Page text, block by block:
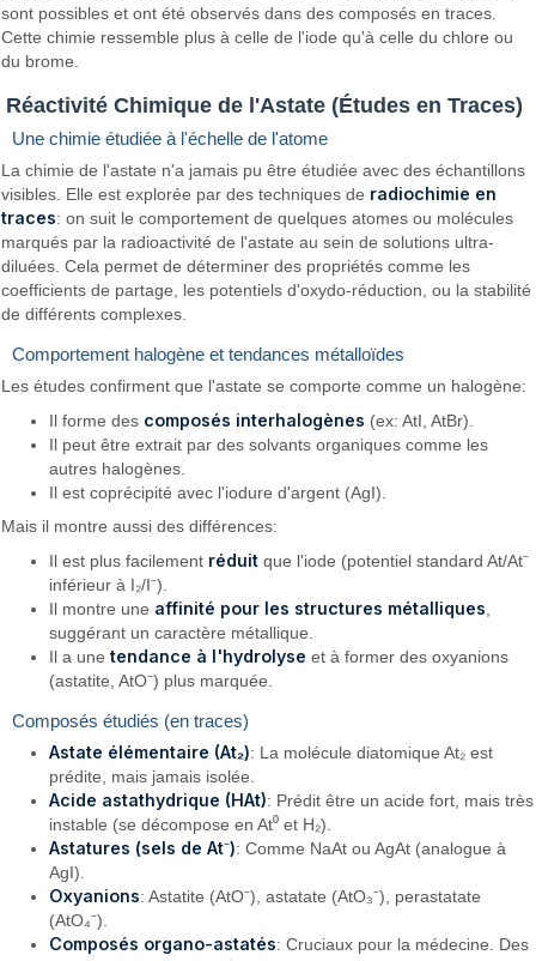
sont possibles et ont été observés dans des composés en traces.
Cette chimie ressemble plus à celle de l'iode qu'à celle du chlore ou
du brome.
Réactivité Chimique de l'Astate (Études en Traces)
Une chimie étudiée à l'échelle de l'atome
La chimie de l'astate n'a jamais pu être étudiée avec des échantillons
visibles. Elle est explorée par des techniques de radiochimie en
traces: on suit le comportement de quelques atomes ou molécules
marqués par la radioactivité de l'astate au sein de solutions ultra-
diluées. Cela permet de déterminer des propriétés comme les
coefficients de partage, les potentiels d'oxydo-réduction, ou la stabilité
de différents complexes.
Comportement halogène et tendances métalloïdes
Les études confirment que l'astate se comporte comme un halogène:
Il forme des composés interhalogènes (ex: AtI, AtBr).
Il peut être extrait par des solvants organiques comme les
autres halogènes.
Il est coprécipité avec l'iodure d'argent (AgI).
Mais il montre aussi des différences:
Il est plus facilement réduit que l'iode (potentiel standard At/At⁻
inférieur à I₂/I⁻).
Il montre une affinité pour les structures métalliques
suggérant un caractère métallique.
Il a unetendance à l'hydrolyse et à former des oxyanions
(astatite, AtO⁻) plus marquée.
Composés étudiés (en traces)
Astate élémentaire (At₂): La molécule diatomique At₂ est
prédite, mais jamais isolée.
Acide astathydrique (HAt): Prédit être un acide fort, mais très
instable (se décompose en At⁰ et H₂).
Astatures (sels de At⁻): Comme NaAt ou AgAt (analogue à
AgI).
Oxyanions: Astatite (AtO⁻), astatate (AtO₃⁻), perastatate
(AtO₄⁻).
Composés organo-astatés: Cruciaux pour la médecine. Des